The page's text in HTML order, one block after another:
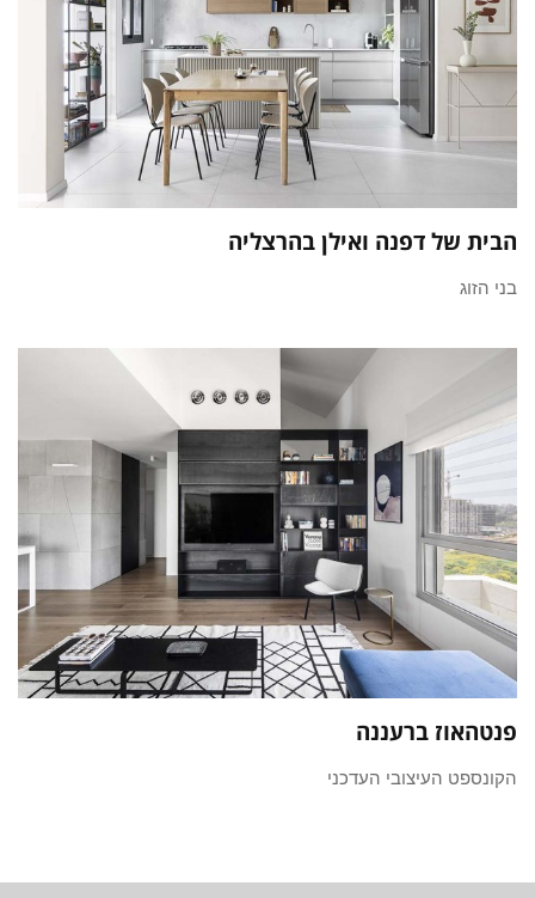
הבית של דפנה ואילן בהרצליה
בני הזוג
פנטהאוז ברעננה
הקונספט העיצובי העדכני